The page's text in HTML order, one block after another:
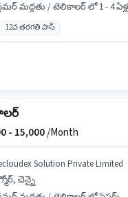
మద్దతు / టెలికాలర్ లో 1 - 4
12వ తరగతి పాస్
- 15,000/Month
Solution Private Limited
చెన్నై